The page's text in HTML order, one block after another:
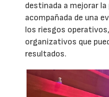
destinada a mejorar
acompañada de una
los riesgos
organizativos que
resultados.